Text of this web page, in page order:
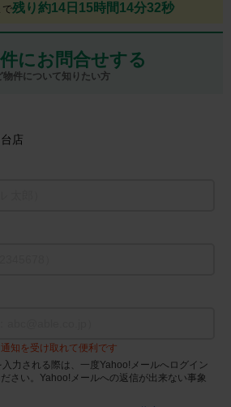
で残り約14日15時間14分31秒
にお問合せする
物件について知りたい方
店
知を受け取れて便利です
力される際は、一度Yahoo!メールへログイン
さい。Yahoo!メールへの返信が出来ない事象